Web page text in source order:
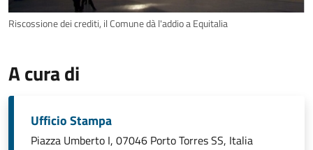
Riscossione dei crediti, il Comune dà l'addio a Equitalia
A cura di
Ufficio Stampa
Piazza Umberto I, 07046 Porto Torres SS, Italia